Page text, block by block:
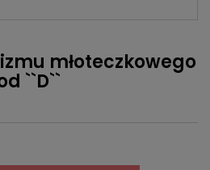
młoteczkowego
``D``